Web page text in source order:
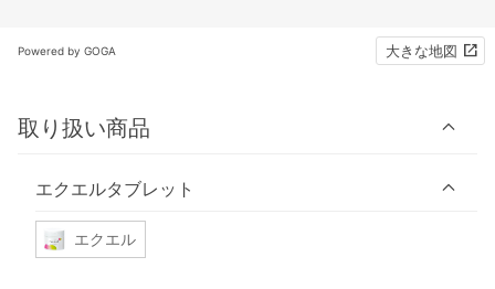
Powered by GOGA 大きな地図
取り扱い商品
エクエルタブレット
エクエル